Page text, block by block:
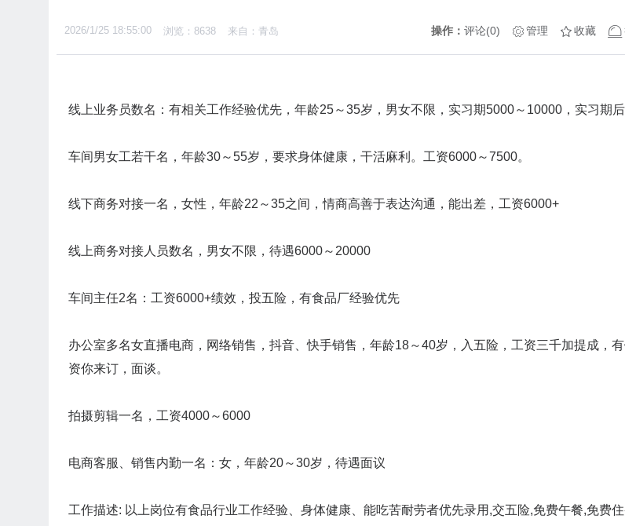
2026/1/25 18:55:00 浏览：8638 来自：青岛 操作： 评论(0) 管理 收藏
线上业务员数名：有相关工作经验优先，年龄25～35岁，男女不限，实习期5000～10000，实习期后
车间男女工若干名，年龄30～55岁，要求身体健康，干活麻利。工资6000～7500。
线下商务对接一名，女性，年龄22～35之间，情商高善于表达沟通，能出差，工资6000+
线上商务对接人员数名，男女不限，待遇6000～20000
车间主任2名：工资6000+绩效，投五险，有食品厂经验优先
办公室多名女直播电商，网络销售，抖音、快手销售，年龄18～40岁，入五险，工资三千加提成，
资你来订，面谈。
拍摄剪辑一名，工资4000～6000
电商客服、销售内勤一名：女，年龄20～30岁，待遇面议
工作描述: 以上岗位有食品行业工作经验、身体健康、能吃苦耐劳者优先录用,交五险,免费午餐,免费